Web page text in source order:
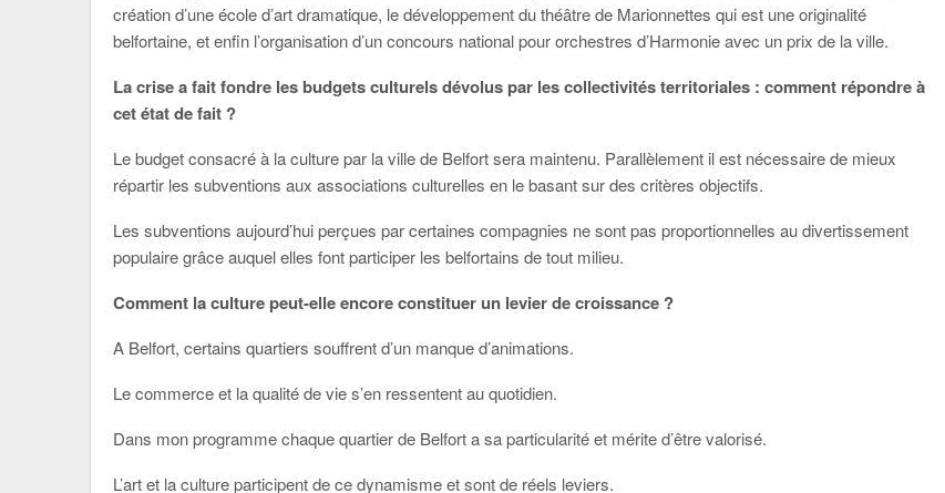
création d’une école d’art dramatique, le développement du théâtre de Marionnettes qui est une originalité
belfortaine, et enfin l’organisation d’un concours national pour orchestres d’Harmonie avec un prix de la ville.
La crise a fait fondre les budgets culturels dévolus par les collectivités territoriales : comment répondre à
cet état de fait ?
Le budget consacré à la culture par la ville de Belfort sera maintenu. Parallèlement il est nécessaire de mieux
répartir les subventions aux associations culturelles en le basant sur des critères objectifs.
Les subventions aujourd’hui perçues par certaines compagnies ne sont pas proportionnelles au divertissement
populaire grâce auquel elles font participer les belfortains de tout milieu.
Comment la culture peut-elle encore constituer un levier de croissance ?
A Belfort, certains quartiers souffrent d’un manque d’animations.
Le commerce et la qualité de vie s’en ressentent au quotidien.
Dans mon programme chaque quartier de Belfort a sa particularité et mérite d’être valorisé.
L’art et la culture participent de ce dynamisme et sont de réels leviers.